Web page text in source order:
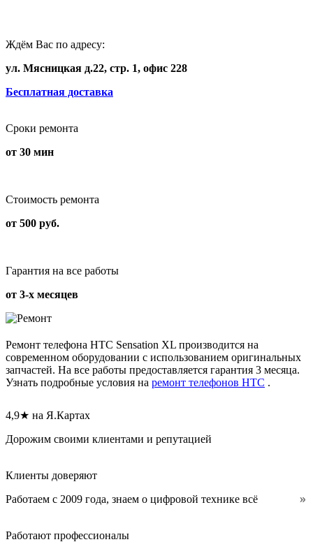
Ждём Вас по адресу:
ул. Мясницкая д.22, стр. 1, офис 228
Бесплатная доставка
Сроки ремонта
от 30 мин
Стоимость ремонта
от 500 руб.
Гарантия на все работы
от 3-х месяцев
Ремонт телефона HTC Sensation XL производится на
современном оборудовании с использованием оригинальных
запчастей. На все работы предоставляется гарантия 3 месяца.
Узнать подробные условия на ремонт телефонов HTC .
4,9★ на Я.Картах
Дорожим своими клиентами и репутацией
Клиенты доверяют
Работаем с 2009 года, знаем о цифровой технике всё
Работают профессионалы